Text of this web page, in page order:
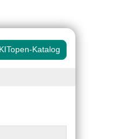
Katalog